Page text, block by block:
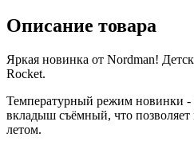
Описание товара
Яркая новинка от Nordman!
Rocket.
Температурный режим новинки
вкладыш съёмный, что
летом.